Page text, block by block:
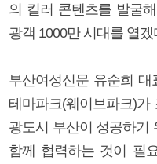
의 킬러 콘텐츠를 발굴
광객 1000만 시대를 열겠
부산여성신문 유순희 대
테마파크(웨이브파크)
광도시 부산이 성공하기
함께 협력하는 것이 필